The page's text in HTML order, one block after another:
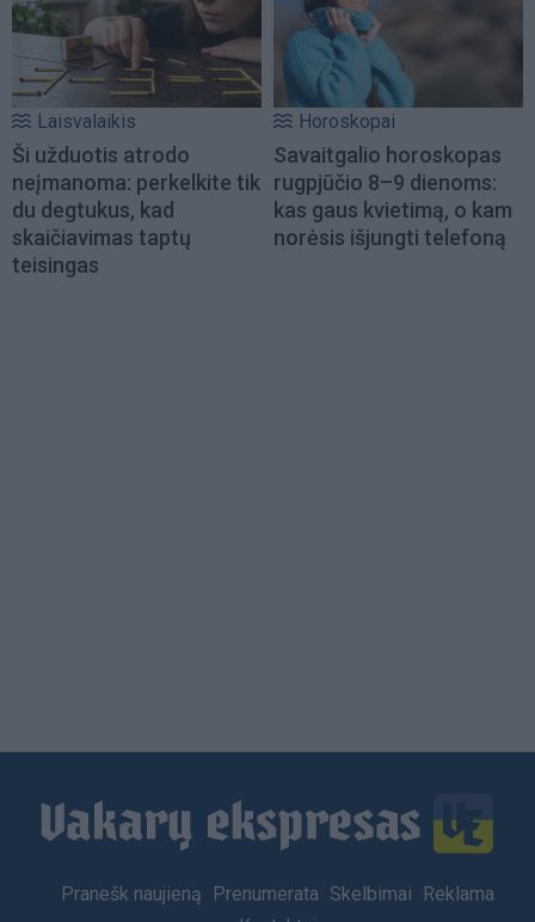
Laisvalaikis
Ši užduotis atrodo
neįmanoma: perkelkite tik
du degtukus, kad
skaičiavimas taptų
teisingas
Horoskopai
Savaitgalio horoskopas
rugpjūčio 8–9 dienoms:
kas gaus kvietimą, o kam
norėsis išjungti telefoną
Footer
Pranešk naujieną Prenumerata Skelbimai
Reklama